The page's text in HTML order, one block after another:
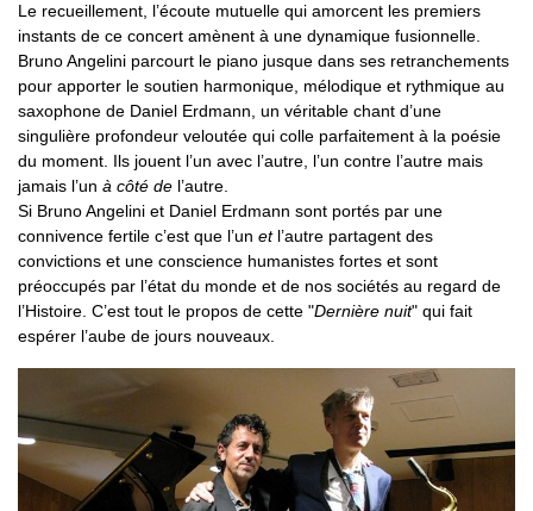
Le recueillement, l’écoute mutuelle qui amorcent les premiers
instants de ce concert amènent à une dynamique fusionnelle.
Bruno Angelini parcourt le piano jusque dans ses retranchements
pour apporter le soutien harmonique, mélodique et rythmique au
saxophone de Daniel Erdmann, un véritable chant d’une
singulière profondeur veloutée qui colle parfaitement à la poésie
du moment. Ils jouent l’un avec l’autre, l’un contre l’autre mais
jamais l’un à côté de l’autre.
Si Bruno Angelini et Daniel Erdmann sont portés par une
connivence fertile c’est que l’un etl’autre partagent des
convictions et une conscience humanistes fortes et sont
préoccupés par l’état du monde et de nos sociétés au regard de
l’Histoire. C’est tout le propos de cette "Dernière nuit" qui fait
espérer l’aube de jours nouveaux.